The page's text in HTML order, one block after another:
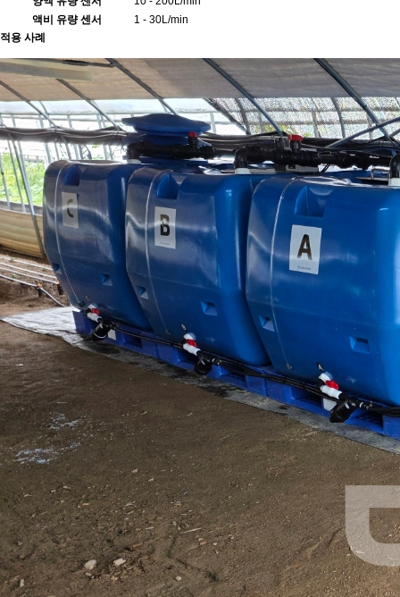
액비 유량 센서
1 - 30L/min
적용 사례